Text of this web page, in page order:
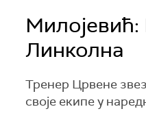
Милојевић:
Линколна
Тренер Црвене
своје екипе у